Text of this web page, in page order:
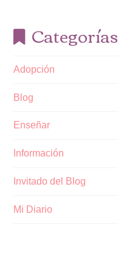
Categorías
Adopción
Blog
Enseñar
Información
Invitado del Blog
Mi Diario